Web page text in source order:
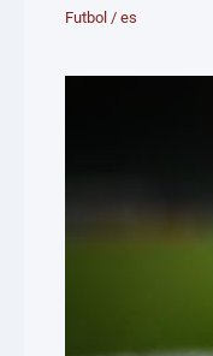
Futbol /es